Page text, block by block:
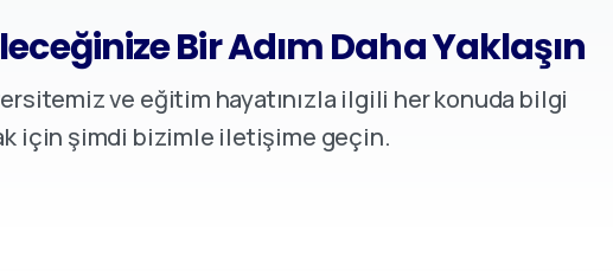
Bir Adım Daha Yaklaşın
ve eğitim hayatınızla ilgili her konuda bilgi
için şimdi bizimle iletişime geçin.